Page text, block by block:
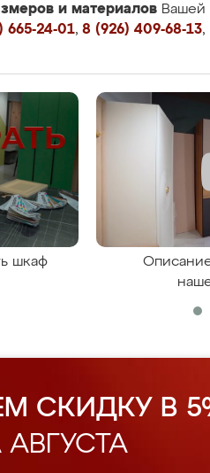
и материалов Вашей
665-24-01, 8 (926) 409-68-13,
шкаф
СКИДКУ В